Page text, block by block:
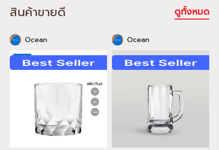
สินค้าขายดี ดูทั้งหมด
Ocean Ocean